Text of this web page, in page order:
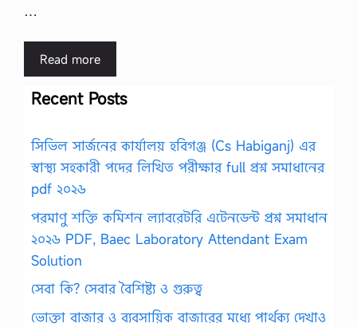
…
Read more
Recent Posts
সিভিল সার্জনের কার্যালয় হবিগঞ্জ (Cs Habiganj) এর
স্বাস্থ্য সহকারী পদের লিখিত পরীক্ষার full প্রশ্ন সমাধানের
pdf ২০২৬
পরমাণু শক্তি কমিশন ল্যাবরেটরি এটেনডেন্ট প্রশ্ন সমাধান
২০২৬ PDF, Baec Laboratory Attendant Exam
Solution
সেবা কি? সেবার বৈশিষ্ট্য ও গুরুত্ব
ভোক্তা বাজার ও ব্যবসায়িক বাজারের মধ্যে পার্থক্য দেখাও